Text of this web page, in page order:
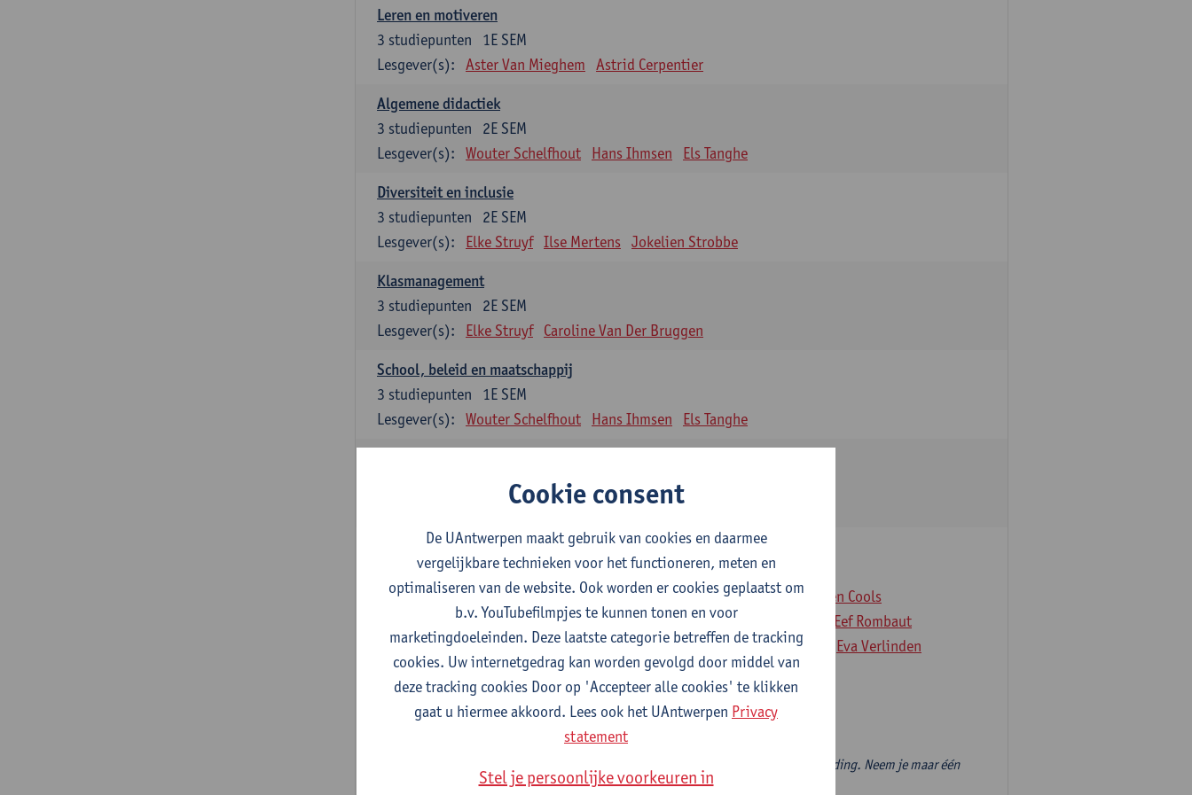
Leren en motiveren
1E SEM
3 studiepunten
Lesgever(s):
Aster Van Mieghem Astrid Cerpentier
Algemene didactiek
2E SEM
3 studiepunten
Lesgever(s):
Wouter Schelfhout Hans Ihmsen Els Tanghe
Diversiteit en inclusie
2E SEM
3 studiepunten
Lesgever(s):
Elke Struyf Ilse Mertens Jokelien Strobbe
Klasmanagement
2E SEM
3 studiepunten
Lesgever(s):
Elke Struyf Caroline Van Der Bruggen
School, beleid en maatschappij
1E SEM
3 studiepunten
Lesgever(s):
Wouter Schelfhout Hans Ihmsen Els Tanghe
2E SEM
Aster Van Mieghem Astrid Cerpentier
Supervisie
1E/2E SEM
studiepunten
Lesgever(s): Aster Van Mieghem Gytha Burman Astrid Cerpentier
Koen Cools
Hanane Dauwe
Wouter Delée Hans Ihmsen
Eef Rombaut
Jokelien Strobbe
Tania Van Passen Marise Van Tendeloo Eva Verlinden
Introductie vakdidactiek
Verplicht: 3 studiepunten, indien één vakdidactiek
6 studiepunten, indien 2 vakdidactieken
In het modeltraject kies je 2 introducties vakdidactiek die aansluiten bij je vooropleiding. Neem je maar één
introductie vakdidactiek, dan kies je twee verdiepende keuzevakken.
Cookie consent
De UAntwerpen maakt gebruik van cookies en daarmee
vergelijkbare technieken voor het functioneren, meten en
optimaliseren van de website. Ook worden er cookies geplaatst om
b.v. YouTubefilmpjes te kunnen tonen en voor
marketingdoeleinden. Deze laatste categorie betreffen de tracking
cookies. Uw internetgedrag kan worden gevolgd door middel van
deze tracking cookies Door op 'Accepteer alle cookies' te klikken
gaat u hiermee akkoord. Lees ook het UAntwerpen Privacy
statement
Stel je persoonlijke voorkeuren in